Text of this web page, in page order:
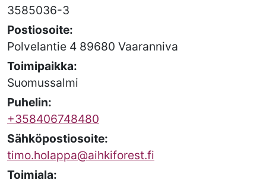
3585036-3
Postiosoite:
Polvelantie 4 89680 Vaaranniva
Toimipaikka:
Suomussalmi
Puhelin:
+358406748480
Sähköpostiosoite:
timo.holappa@aihkiforest.fi
Toimiala: